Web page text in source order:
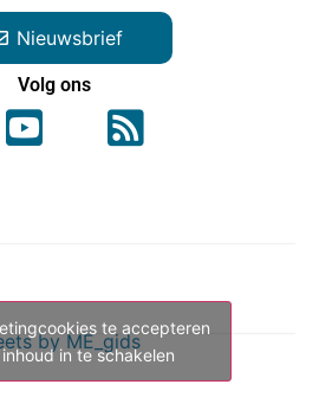
Nieuwsbrief
Volg ons
by ME_gids
te accepteren
in te schakelen